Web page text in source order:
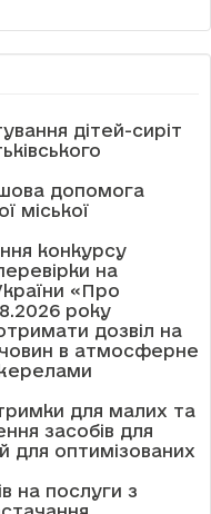
дітей-сиріт
допомога
міської
конкурсу
на
«Про
року
дозвіл на
в атмосферне
для малих та
засобів для
для оптимізованих
на послуги з